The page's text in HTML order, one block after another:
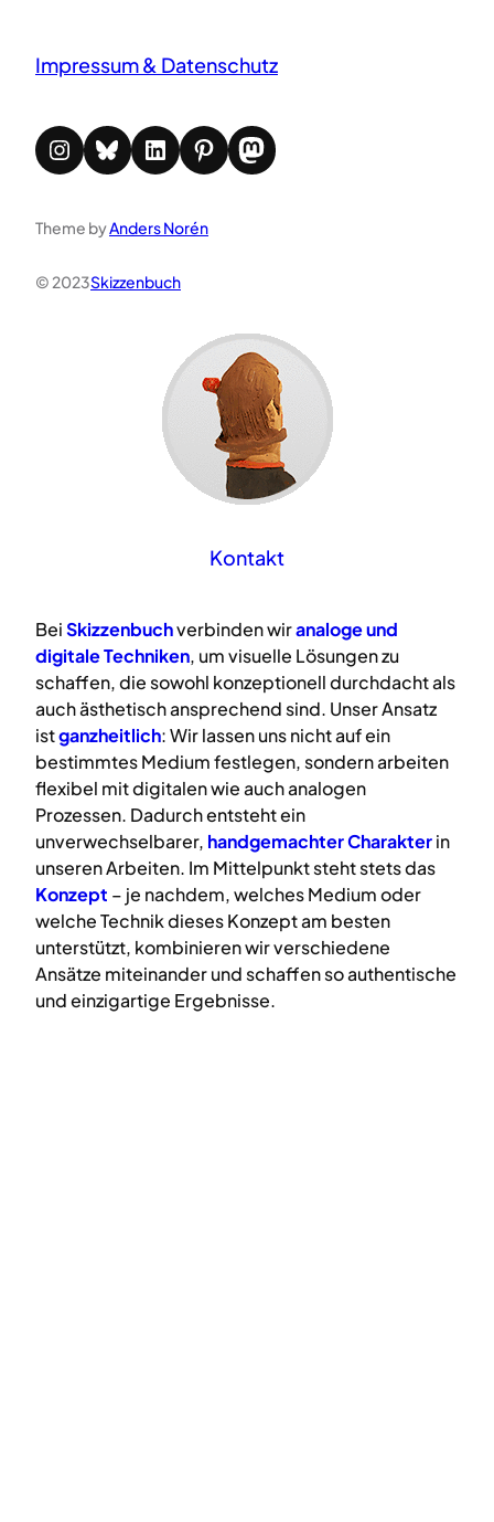
Impressum & Datenschutz
Instagram Bluesky LinkedIn Pinterest Mastodon
Theme byAnders Norén
© 2023Skizzenbuch
Kontakt
BeiSkizzenbuchverbinden wiranalogeund
digitaleTechniken, um visuelle Lösungen zu
schaffen, die sowohl konzeptionell durchdacht als
auch ästhetisch ansprechend sind. Unser Ansatz
istganzheitlich: Wir lassen uns nicht auf ein
bestimmtes Medium festlegen, sondern arbeiten
flexibel mit digitalen wie auch analogen
Prozessen. Dadurch entsteht ein
unverwechselbarer, handgemachter Charakterin
unseren Arbeiten. Im Mittelpunkt steht stets das
Konzept – je nachdem, welches Medium oder
welche Technik dieses Konzept am besten
unterstützt, kombinieren wir verschiedene
Ansätze miteinander und schaffen so authentische
und einzigartige Ergebnisse.